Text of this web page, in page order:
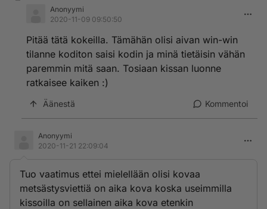
Anonyymi
2020-11-09 09:50:50
Pitää tätä kokeilla. Tämähän olisi aivan win-win
tilanne koditon saisi kodin ja minä tietäisin vähän
paremmin mitä saan. Tosiaan kissan luonne
ratkaisee kaiken :)
Äänestä Kommentoi
Anonyymi
2020-11-21 22:09:04
Tuo vaatimus ettei mielellään olisi kovaa
metsästysviettiä on aika kova koska useimmilla
kissoilla on sellainen aika kova etenkin